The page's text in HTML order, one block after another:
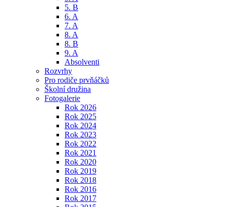
5. B
6. A
7. A
8. A
8. B
9. A
Absolventi
Rozvrhy
Pro rodiče prvňáčků
Školní družina
Fotogalerie
Rok 2026
Rok 2025
Rok 2024
Rok 2023
Rok 2022
Rok 2021
Rok 2020
Rok 2019
Rok 2018
Rok 2016
Rok 2017